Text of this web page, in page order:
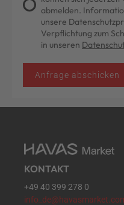
abmelden.
unsere
Verpflichtung zum
in unseren
Anfrage abschicken
KONTAKT
+49 40 399 278 0